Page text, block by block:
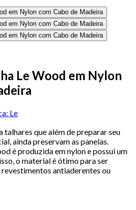
Le Wood em Nylon
Le
talhares que além de preparar seu
ainda preservam as panelas.
é produzida em nylon e possui um
o material é ótimo para ser
antiaderentes ou